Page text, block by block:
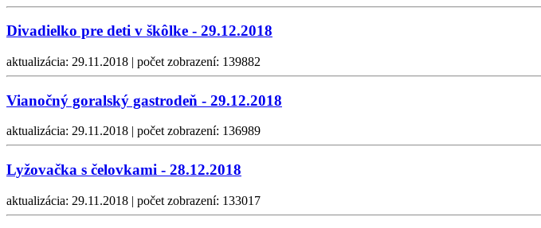
Divadielko pre deti v škôlke - 29.12.2018
aktualizácia: 29.11.2018 | počet zobrazení: 139882
Vianočný goralský gastrodeň - 29.12.2018
aktualizácia: 29.11.2018 | počet zobrazení: 136989
Lyžovačka s čelovkami - 28.12.2018
aktualizácia: 29.11.2018 | počet zobrazení: 133017